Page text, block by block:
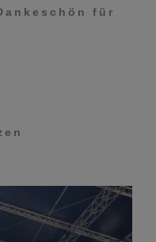
für